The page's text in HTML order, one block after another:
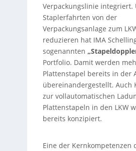
Verpackungslinie integriert.
Staplerfahrten von der
Verpackungsanlage zum
reduzieren hat IMA
sogenannten
Portfolio. Damit werden
Plattenstapel bereits in der
übereinandergestellt. Auch
zur vollautomatischen
Plattenstapeln in den LKW
bereits konzipiert.
Eine der Kernkompetenzen